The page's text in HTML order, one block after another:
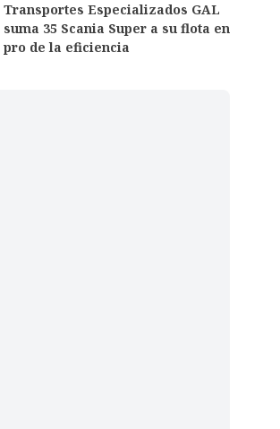
Transportes Especializados GAL
suma 35 Scania Super a su flota en
pro de la eficiencia